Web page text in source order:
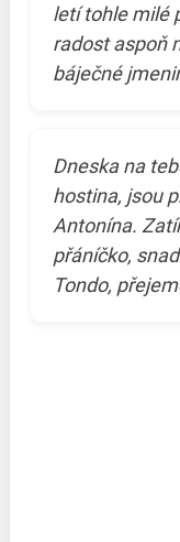
letí tohle milé
radost aspoň
báječné
Dneska na
hostina, jsou
Antonína.
přáníčko,
Tondo,